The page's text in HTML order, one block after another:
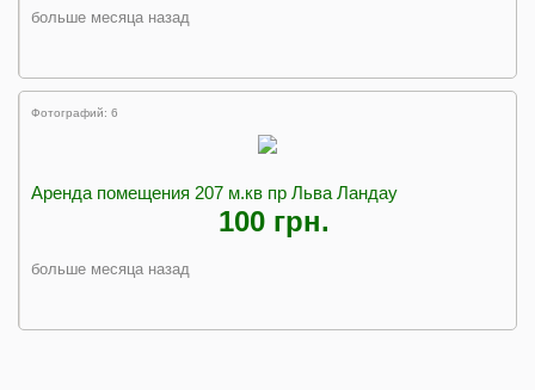
больше месяца назад
Фотографий: 6
Аренда помещения 207 м.кв пр Льва Ландау
100 грн.
больше месяца назад